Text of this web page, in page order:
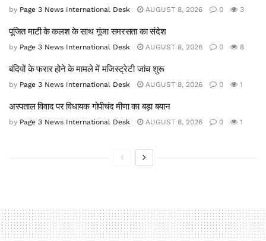
by Page 3 News International Desk AUGUST 8, 2026 0 3
पूजित माटी के कलश के साथ गूंजा समरसता का संदेश
by Page 3 News International Desk AUGUST 8, 2026 0 8
बंदियों के फरार होने के मामले में मजिस्ट्रेटी जांच शुरू
by Page 3 News International Desk AUGUST 8, 2026 0 1
अस्पताल विवाद पर विधायक गोपीचंद मीणा का बड़ा बयान
by Page 3 News International Desk AUGUST 8, 2026 0 1